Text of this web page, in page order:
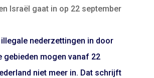
Israël gaat in op 22 september
nederzettingen in door
gebieden mogen vanaf 22
niet meer in. Dat schrijft